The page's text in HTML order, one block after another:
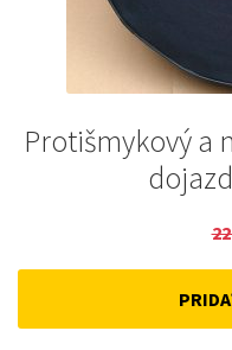
Protišmykový a